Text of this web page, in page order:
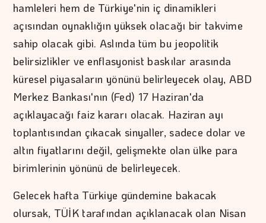
hamleleri hem de Türkiye'nin iç dinamikleri
açısından oynaklığın yüksek olacağı bir takvime
sahip olacak gibi. Aslında tüm bu jeopolitik
belirsizlikler ve enflasyonist baskılar arasında
küresel piyasaların yönünü belirleyecek olay, ABD
Merkez Bankası'nın (Fed) 17 Haziran'da
açıklayacağı faiz kararı olacak. Haziran ayı
toplantısından çıkacak sinyaller, sadece dolar ve
altın fiyatlarını değil, gelişmekte olan ülke para
birimlerinin yönünü de belirleyecek.
Gelecek hafta Türkiye gündemine bakacak
olursak, TÜİK tarafından açıklanacak olan Nisan